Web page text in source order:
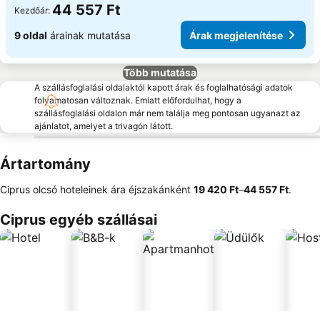
Kezdőár: 44 557 Ft
9 oldal árainak mutatása Árak megjelenítése
Több mutatása
A szállásfoglalási oldalaktól kapott árak és foglalhatósági adatok
folyamatosan változnak. Emiatt előfordulhat, hogy a
szállásfoglalási oldalon már nem találja meg pontosan ugyanazt az
ajánlatot, amelyet a trivagón látott.
Ártartomány
Ciprus olcsó hoteleinek ára éjszakánként ‎19 420 Ft–‎44 557 Ft.
Ciprus egyéb szállásai